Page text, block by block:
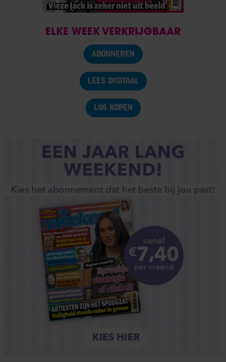
ELKE WEEK VERKRIJGBAAR
ABONNEREN
LEES DIGITAAL
LOS KOPEN